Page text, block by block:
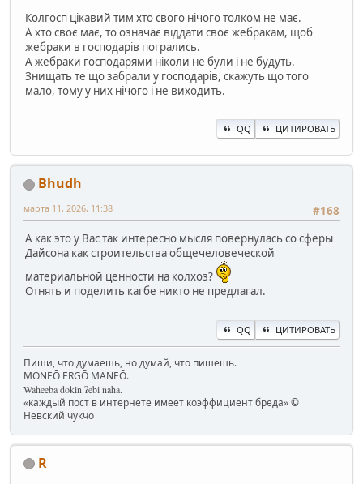
Колгосп цікавий тим хто свого нічого толком не має.
А хто своє має, то означає віддати своє жебракам, щоб
жебраки в господарів погрались.
А жебраки господарями ніколи не були і не будуть.
Знищать те що забрали у господарів, скажуть що того
мало, тому у них нічого і не виходить.
QQ ЦИТИРОВАТЬ
Bhudh
#168
марта 11, 2026, 11:38
А как это у Вас так интересно мысля повернулась со сферы
Дайсона как строительства общечеловеческой
материальной ценности на колхоз?
Отнять и поделить кагбе никто не предлагал.
QQ ЦИТИРОВАТЬ
Пиши, что думаешь, но думай, что пишешь.
MONEŌ ERGŌ MANEŌ.
Waheeba dokin ʔebi naha.
«каждый пост в интернете имеет коэффициент бреда» ©
Невский чукчо
R